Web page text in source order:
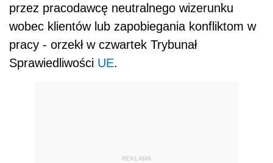
przez pracodawcę neutralnego wizerunku
wobec klientów lub zapobiegania konfliktom w
pracy - orzekł w czwartek Trybunał
Sprawiedliwości UE.
REKLAMA